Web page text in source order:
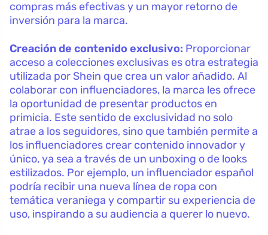
compras más efectivas y un mayor retorno de
inversión para la marca.
Creación de contenido exclusivo: Proporcionar
acceso a colecciones exclusivas es otra estrategia
utilizada por Shein que crea un valor añadido. Al
colaborar con influenciadores, la marca les ofrece
la oportunidad de presentar productos en
primicia. Este sentido de exclusividad no solo
atrae a los seguidores, sino que también permite a
los influenciadores crear contenido innovador y
único, ya sea a través de un unboxing o de looks
estilizados. Por ejemplo, un influenciador español
podría recibir una nueva línea de ropa con
temática veraniega y compartir su experiencia de
uso, inspirando a su audiencia a querer lo nuevo.